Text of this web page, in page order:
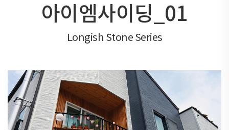
아이엠사이딩_01
Longish Stone Series